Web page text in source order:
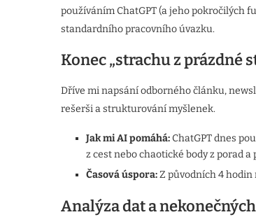
používáním ChatGPT (a jeho pokročilých
standardního pracovního úvazku.
Konec „strachu z prázdné
Dříve mi napsání odborného článku,
rešerši a strukturování myšlenek.
Jak mi AI pomáhá:ChatGPT dnes
z cest nebo chaotické body z porad
Časová úspora:Z původních 4 hodin
Analýza dat a